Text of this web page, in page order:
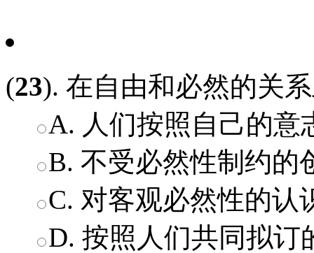
(23). 在自由和必然的关
A. 人们按照自己的意
B. 不受必然性制约的
C. 对客观必然性的认
D. 按照人们共同拟订